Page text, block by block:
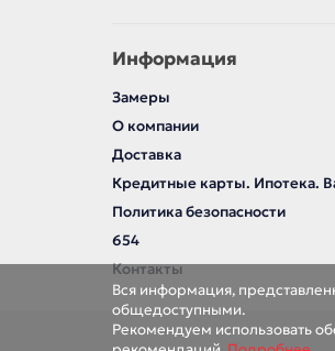
Вся информация,
общедоступными.
Рекомендуем использовать
Информация
Замеры
О компании
Доставка
Кредитные карты. Ипотека.
Политика безопасности
654
Контакты